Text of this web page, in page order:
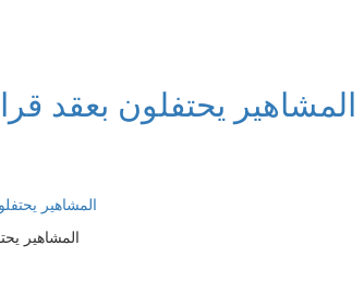
المشاهير يحتفلون بعقد
المشاهير